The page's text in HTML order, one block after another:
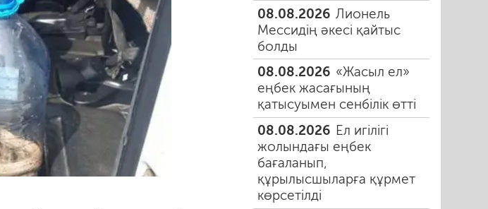
08.08.2026 Лионель
Мессидің әкесі қайтыс
болды
08.08.2026 «Жасыл ел»
еңбек жасағының
қатысуымен сенбілік өтті
08.08.2026 Ел игілігі
жолындағы еңбек
бағаланып,
құрылысшыларға құрмет
көрсетілді